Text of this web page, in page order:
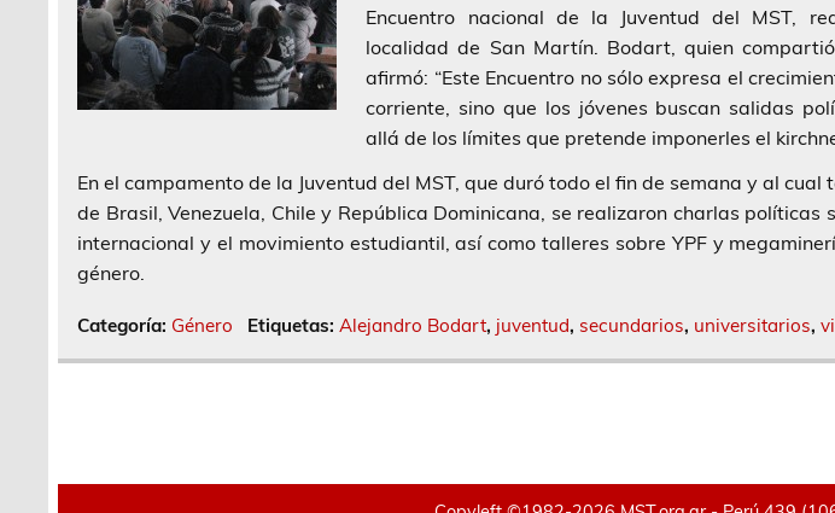
Encuentro nacional de la Juventud del MST,
localidad de San Martín. Bodart, quien
afirmó: “Este Encuentro no sólo expresa el
corriente, sino que los jóvenes buscan salidas
allá de los límites que pretende imponerles el
En el campamento de la Juventud del MST, que duró todo el fin de semana y al
de Brasil, Venezuela, Chile y República Dominicana, se realizaron charlas políticas
internacional y el movimiento estudiantil, así como talleres sobre YPF y
género.
Categoría: Género Etiquetas: Alejandro Bodart, juventud, secundarios, universitarios,